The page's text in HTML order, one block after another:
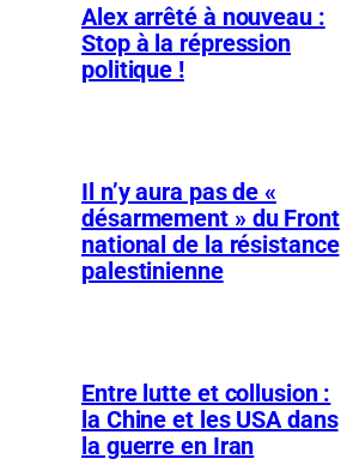
Alex arrêté à nouveau :
Stop à la répression
politique !
Il n’y aura pas de «
désarmement » du Front
national de la résistance
palestinienne
Entre lutte et collusion :
la Chine et les USA dans
la guerre en Iran